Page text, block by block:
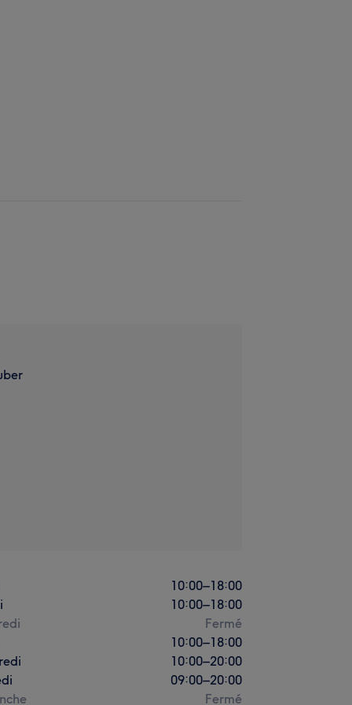
10:00–18:00
10:00–18:00
Fermé
10:00–18:00
10:00–20:00
09:00–20:00
Fermé